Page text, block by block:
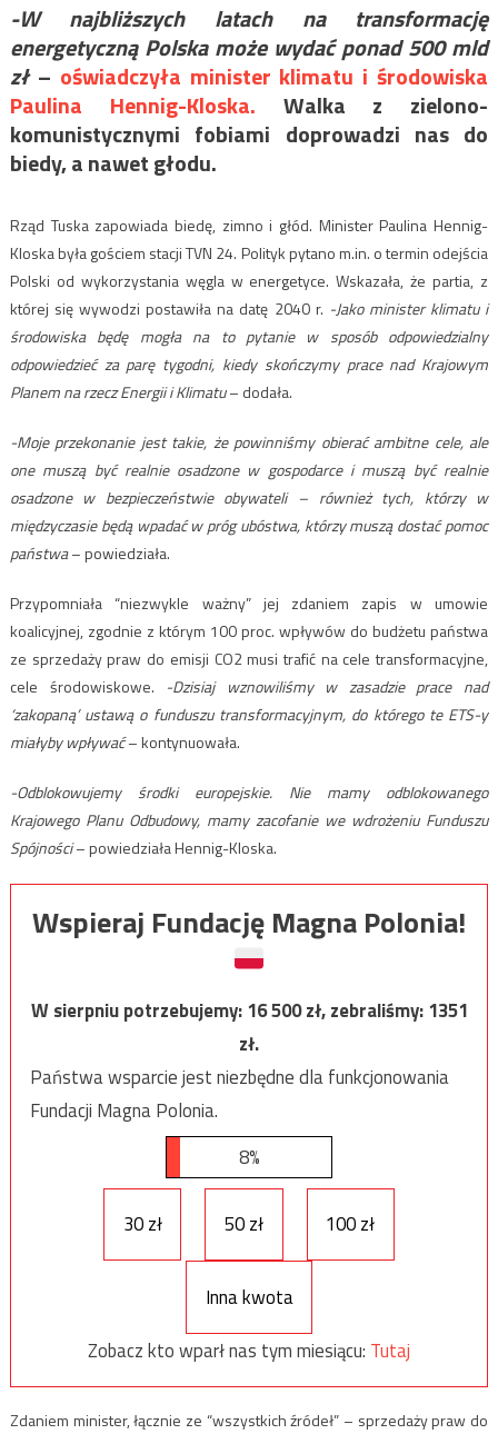
-W najbliższych latach na transformację
energetyczną Polska może wydać ponad 500 mld
zł– oświadczyła minister klimatu i środowiska
Paulina Hennig-Kloska. Walka z zielono-
komunistycznymi fobiami doprowadzi nas do
biedy, a nawet głodu.
Rząd Tuska zapowiada biedę, zimno i głód. Minister Paulina Hennig-
Kloska była gościem stacji TVN 24. Polityk pytano m.in. o termin odejścia
Polski od wykorzystania węgla w energetyce. Wskazała, że partia, z
której się wywodzi postawiła na datę 2040 r. -Jako minister klimatu i
środowiska będę mogła na to pytanie w sposób odpowiedzialny
odpowiedzieć za parę tygodni, kiedy skończymy prace nad Krajowym
Planem na rzecz Energii i Klimatu– dodała.
-Moje przekonanie jest takie, że powinniśmy obierać ambitne cele, ale
one muszą być realnie osadzone w gospodarce i muszą być realnie
osadzone w bezpieczeństwie obywateli – również tych, którzy w
międzyczasie będą wpadać w próg ubóstwa, którzy muszą dostać pomoc
państwa– powiedziała.
Przypomniała “niezwykle ważny” jej zdaniem zapis w umowie
koalicyjnej, zgodnie z którym 100 proc. wpływów do budżetu państwa
ze sprzedaży praw do emisji CO2 musi trafić na cele transformacyjne,
cele środowiskowe. -Dzisiaj wznowiliśmy w zasadzie prace nad
‘zakopaną’ ustawą o funduszu transformacyjnym, do którego te ETS-y
miałyby wpływać– kontynuowała.
-Odblokowujemy środki europejskie. Nie mamy odblokowanego
Krajowego Planu Odbudowy, mamy zacofanie we wdrożeniu Funduszu
Spójności– powiedziała Hennig-Kloska.
Wspieraj Fundację Magna Polonia!
W sierpniu potrzebujemy:16 500zł, zebraliśmy:1351
zł.
Państwa wsparcie jest niezbędne dla funkcjonowania
Fundacji Magna Polonia.
8%
30 zł 50 zł 100 zł
Inna kwota
Zobacz kto wparł nas tym miesiącu: Tutaj
Zdaniem minister, łącznie ze “wszystkich źródeł” – sprzedaży praw do